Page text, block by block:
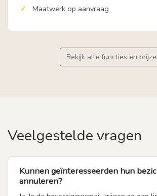
Maatwerk op aanvraag
Bekijk alle functies en
Veelgestelde vragen
Kunnen geïnteresseerden hun
annuleren?